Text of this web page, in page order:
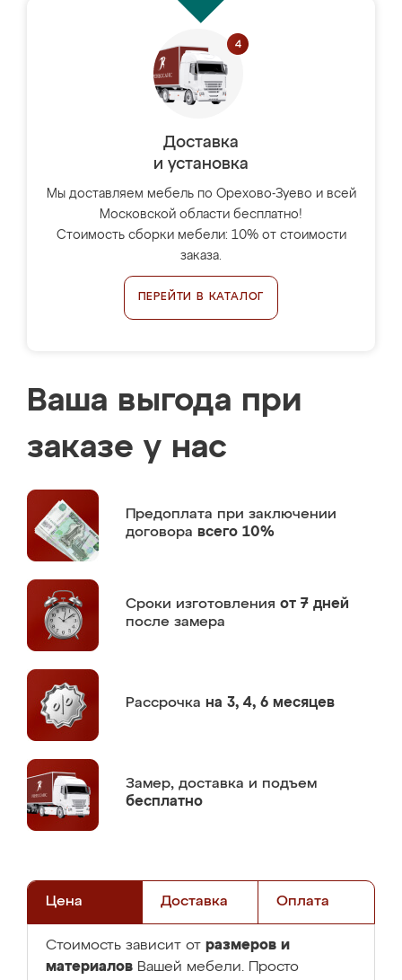
Доставка
и установка
Мы доставляем мебель по Орехово-Зуево и всей
Московской области бесплатно!
Стоимость сборки мебели: 10% от стоимости
заказа.
ПЕРЕЙТИ В КАТАЛОГ
Ваша выгода при
заказе у нас
Предоплата при заключении
договора всего 10%
Сроки изготовления от 7 дней
после замера
Рассрочка на 3, 4, 6 месяцев
Замер, доставка и подъем
бесплатно
Цена Доставка Оплата
Стоимость зависит от размеров и
материалов Вашей мебели. Просто